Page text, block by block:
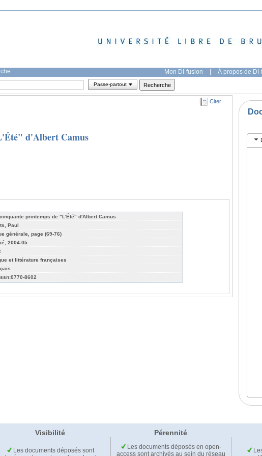
Mon DI-fusion | À propos de
Passe-partout
Citer
d'Albert Camus
printemps de "L'Été" d'Albert Camus
Paul
générale, page (69-76)
2004-05
et littérature françaises
8602
Visibilité Pérennité
Les documents déposés sont
Les documents déposés en open-
access sont archivés au sein du réseau